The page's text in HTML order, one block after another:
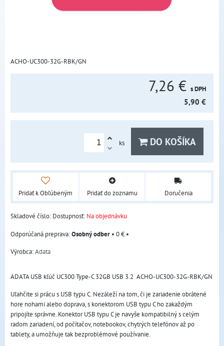
ACHO-UC300-32G-RBK/GN
7,26 € s DPH
5,90 €
ks DO KOŠÍKA
Pridať k Obľúbeným Pridať do zoznamu Doručenia
Skladové číslo: Dostupnosť: Na objednávku
Osobný odber • 0 € •
Výrobca:Adata
ADATA USB kľúč UC300 Type-C 32GB USB 3.2 ACHO-UC300-32G-RBK/GN
Uľahčite si prácu s USB typu C. Nezáleží na tom, či je zariadenie obrátené
hore nohami alebo doprava, s konektorom USB typu C ho zakaždým
pripojíte správne. Konektor USB typu C je navyše kompatibilný s celým
radom zariadení, od počítačov, notebookov, chytrých telefónov až po
tablety, a umožňuje tak bezproblémové používanie.